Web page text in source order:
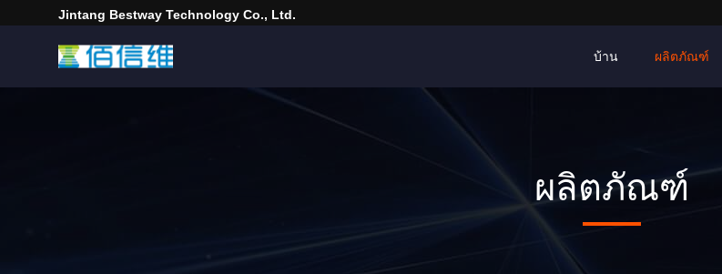
Jintang Bestway Technology Co., Ltd.
บ้าน ผลิตภัณฑ์
ผลิตภัณฑ์